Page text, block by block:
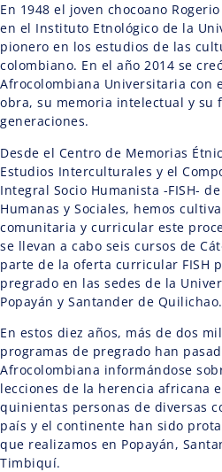
En 1948 el joven chocoano
en el Instituto Etnológico de la
pionero en los estudios de las
colombiano. En el año 2014 se
Afrocolombiana Universitaria con
obra, su memoria intelectual y su
generaciones.
Desde el Centro de Memorias
Estudios Interculturales y el
Integral Socio Humanista -FISH-
Humanas y Sociales, hemos
comunitaria y curricular este
se llevan a cabo seis cursos de
parte de la oferta curricular FISH
pregrado en las sedes de la
Popayán y Santander de Quilichao.
En estos diez años, más de dos
programas de pregrado han
Afrocolombiana informándose
lecciones de la herencia africana
quinientas personas de diversas
país y el continente han sido
que realizamos en Popayán,
Timbiquí.